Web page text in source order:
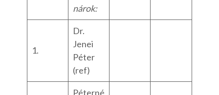
nárok:
1.
Dr.
Jenei
Péter
(ref)
Péterné